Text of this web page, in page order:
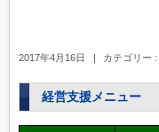
2017年4月16日 カテゴリー :
経営支援メニュー